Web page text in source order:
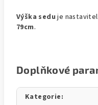
Výška sedu je
79cm.
Doplňkové
Kategorie: